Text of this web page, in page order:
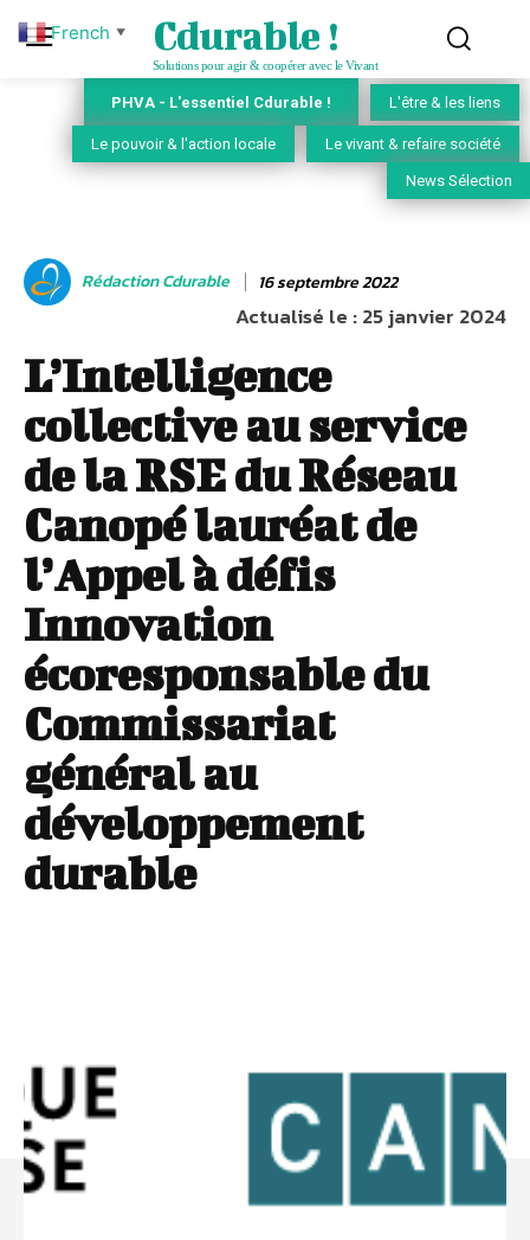
Cdurable !
Solutions pour agir & coopérer avec le Vivant
PHVA - L'essentiel Cdurable ! L'être & les liens
Le pouvoir & l'action locale Le vivant & refaire société
News Sélection
Rédaction Cdurable 16 septembre 2022
Actualisé le :25 janvier 2024
L’Intelligence
collective au service
de la RSE du Réseau
Canopé lauréat de
l’Appel à défis
Innovation
écoresponsable du
Commissariat
général au
développement
durable
French ▼